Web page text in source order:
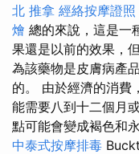
北 推拿 經絡按摩證照
燴 總的來說，這是一
果還是以前的效果，
為該藥物是皮膚病產
的。 由於經濟的消費
能需要八到十二個月
點可能會變成褐色和
中泰式按摩排毒